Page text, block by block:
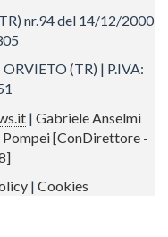
nr.94 del 14/12/2000
(TR) | P.IVA:
| Gabriele Anselmi
Pompei [ConDirettore -
| Cookies